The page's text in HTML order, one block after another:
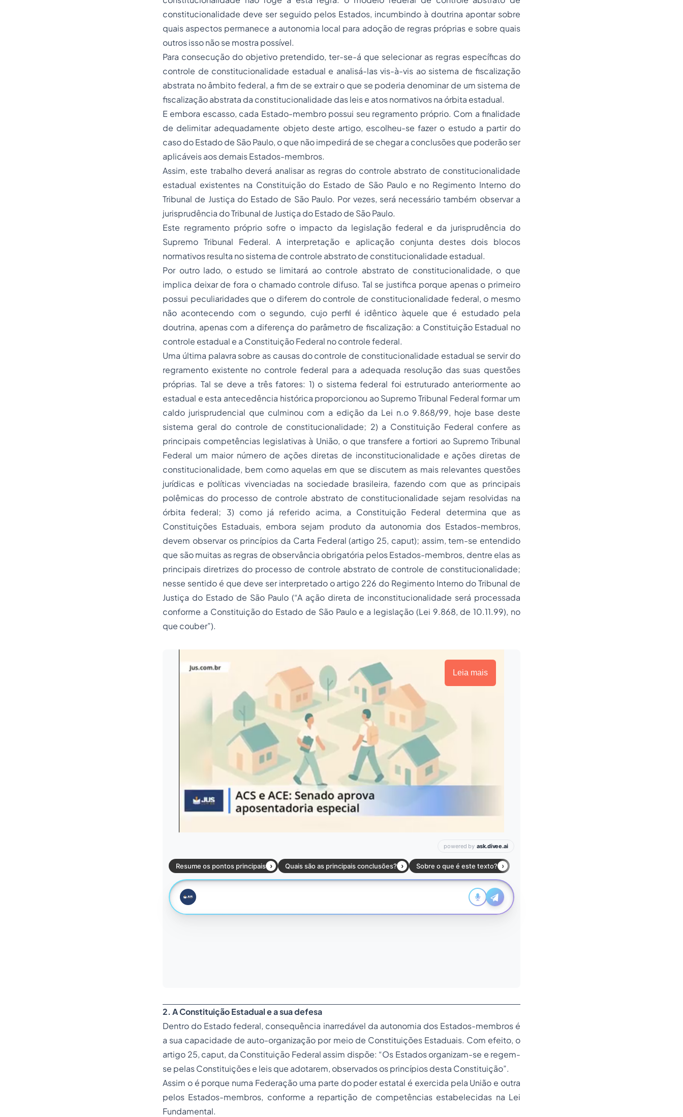
constitucionalidade deve ser seguido pelos Estados, incumbindo à doutrina apontar sobre
quais aspectos permanece a autonomia local para adoção de regras próprias e sobre quais
outros isso não se mostra possível.
Para consecução do objetivo pretendido, ter-se-á que selecionar as regras específicas do
controle de constitucionalidade estadual e analisá-las vis-à-vis ao sistema de fiscalização
abstrata no âmbito federal, a fim de se extrair o que se poderia denominar de um sistema de
fiscalização abstrata da constitucionalidade das leis e atos normativos na órbita estadual.
E embora escasso, cada Estado-membro possui seu regramento próprio. Com a finalidade
de delimitar adequadamente objeto deste artigo, escolheu-se fazer o estudo a partir do
caso do Estado de São Paulo, o que não impedirá de se chegar a conclusões que poderão ser
aplicáveis aos demais Estados-membros.
Assim, este trabalho deverá analisar as regras do controle abstrato de constitucionalidade
estadual existentes na Constituição do Estado de São Paulo e no Regimento Interno do
Tribunal de Justiça do Estado de São Paulo. Por vezes, será necessário também observar a
jurisprudência do Tribunal de Justiça do Estado de São Paulo.
Este regramento próprio sofre o impacto da legislação federal e da jurisprudência do
Supremo Tribunal Federal. A interpretação e aplicação conjunta destes dois blocos
normativos resulta no sistema de controle abstrato de constitucionalidade estadual.
Por outro lado, o estudo se limitará ao controle abstrato de constitucionalidade, o que
implica deixar de fora o chamado controle difuso. Tal se justifica porque apenas o primeiro
possui peculiaridades que o diferem do controle de constitucionalidade federal, o mesmo
não acontecendo com o segundo, cujo perfil é idêntico àquele que é estudado pela
doutrina, apenas com a diferença do parâmetro de fiscalização: a Constituição Estadual no
controle estadual e a Constituição Federal no controle federal.
Uma última palavra sobre as causas do controle de constitucionalidade estadual se servir do
regramento existente no controle federal para a adequada resolução das suas questões
próprias. Tal se deve a três fatores: 1) o sistema federal foi estruturado anteriormente ao
estadual e esta antecedência histórica proporcionou ao Supremo Tribunal Federal formar um
caldo jurisprudencial que culminou com a edição da Lei n.o 9.868/99, hoje base deste
sistema geral do controle de constitucionalidade; 2) a Constituição Federal confere as
principais competências legislativas à União, o que transfere a fortiori ao Supremo Tribunal
Federal um maior número de ações diretas de inconstitucionalidade e ações diretas de
constitucionalidade, bem como aquelas em que se discutem as mais relevantes questões
jurídicas e políticas vivenciadas na sociedade brasileira, fazendo com que as principais
polêmicas do processo de controle abstrato de constitucionalidade sejam resolvidas na
órbita federal; 3) como já referido acima, a Constituição Federal determina que as
Constituições Estaduais, embora sejam produto da autonomia dos Estados-membros,
devem observar os princípios da Carta Federal (artigo 25, caput); assim, tem-se entendido
que são muitas as regras de observância obrigatória pelos Estados-membros, dentre elas as
principais diretrizes do processo de controle abstrato de controle de constitucionalidade;
nesse sentido é que deve ser interpretado o artigo 226 do Regimento Interno do Tribunal de
Justiça do Estado de São Paulo (“A ação direta de inconstitucionalidade será processada
conforme a Constituição do Estado de São Paulo e a legislação (Lei 9.868, de 10.11.99), no
que couber”).
Leia mais
2. A Constituição Estadual e a sua defesa
Dentro do Estado federal, consequência inarredável da autonomia dos Estados-membros é
a sua capacidade de auto-organização por meio de Constituições Estaduais. Com efeito, o
artigo 25, caput, da Constituição Federal assim dispõe: “Os Estados organizam-se e regem-
se pelas Constituições e leis que adotarem, observados os princípios desta Constituição”.
Assim o é porque numa Federação uma parte do poder estatal é exercida pela União e outra
pelos Estados-membros, conforme a repartição de competências estabelecidas na Lei
Fundamental.